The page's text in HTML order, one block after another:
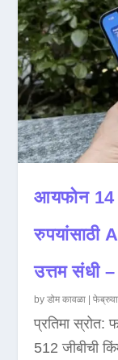
आयफोन 14
रुपयांसाठी
उत्तम संधी –
byडोम कावळा |
प्रतिमा
512 जीबीची